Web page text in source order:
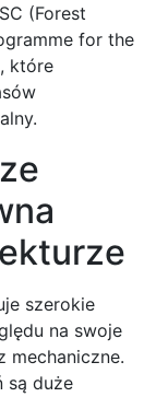
(Forest
for the
które
szerokie
na swoje
mechaniczne.
są duże